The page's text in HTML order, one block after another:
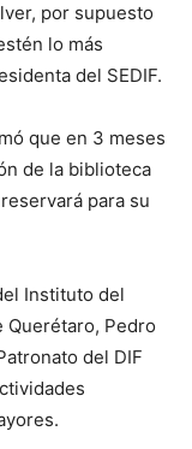
por supuesto
lo más
del SEDIF.
que en 3 meses
de la biblioteca
para su
Instituto del
Querétaro, Pedro
del DIF